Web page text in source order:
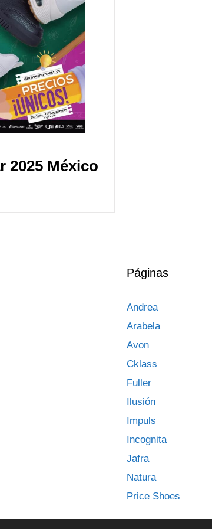
2025 México
Páginas
Andrea
Arabela
Avon
Cklass
Fuller
Ilusión
Impuls
Incognita
Jafra
Natura
Price Shoes